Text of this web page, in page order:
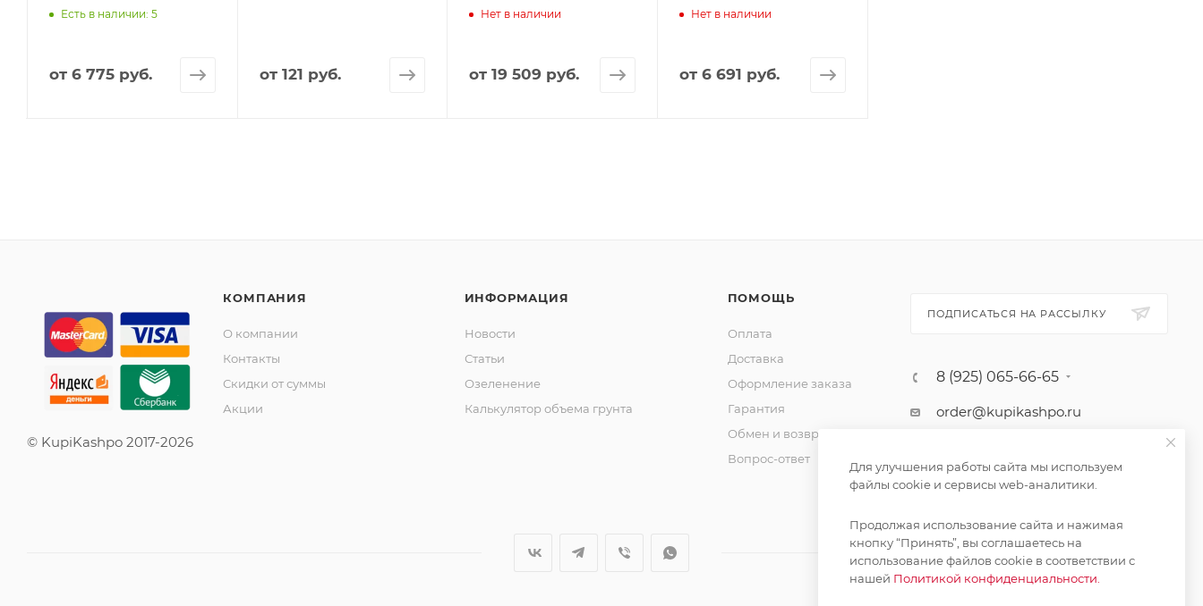
Есть в наличии: 5
от 6 775 руб. от 121 руб.
Нет в наличии
от19 509 руб.
Нет в наличии
от 6 691 руб.
© KupiKashpo 2017-2026
КОМПАНИЯ
О компании
Контакты
Скидки от суммы
Акции
ИНФОРМАЦИЯ
Новости
Статьи
Озеленение
Калькулятор объема грунта
ПОМОЩЬ
Оплата
Доставка
Оформление заказа
Гарантия
Обмен и возврат
Вопрос-ответ
ПОДПИСАТЬСЯ НА РАССЫЛКУ
8 (925) 065-66-65
order@kupikashpo.ru
Для улучшения работы сайта мы используем
файлы cookie и сервисы web-аналитики.
Продолжая использование сайта и нажимая
кнопку “Принять”, вы соглашаетесь на
использование файлов cookie в соответствии с
нашей Политикой конфиденциальности.